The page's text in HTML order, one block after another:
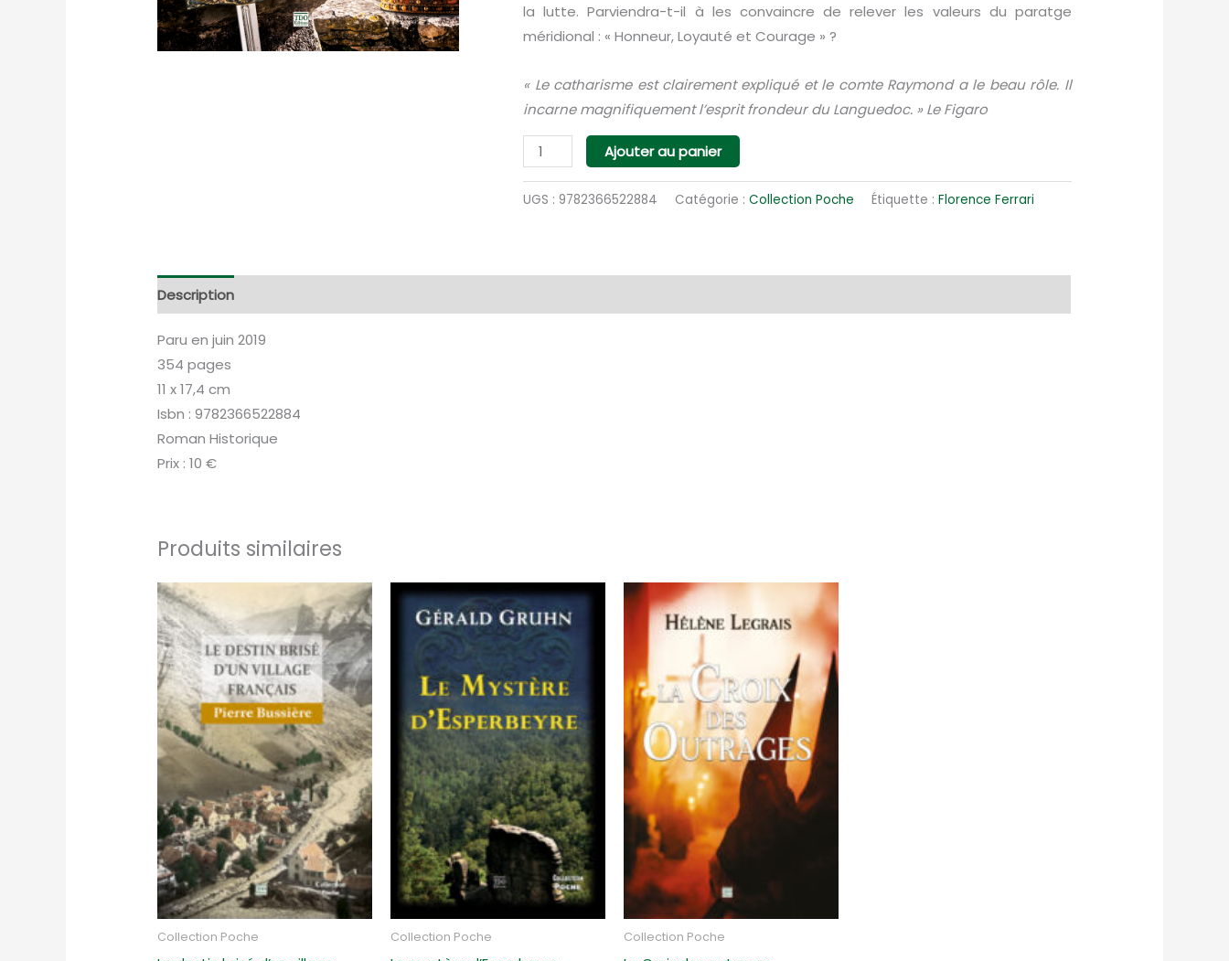
la lutte. Parviendra-t-il à les convaincre de relever les valeurs du paratge
méridional : « Honneur, Loyauté et Courage » ?
« Le catharisme est clairement expliqué et le comte Raymond a le beau rôle. Il
incarne magnifiquement l’esprit frondeur du Languedoc. » Le Figaro
quantité
de
Le
Ajouter au panier
UGS :9782366522884 Catégorie :Collection Poche Étiquette :Florence Ferrari
Description
Paru en juin 2019
354 pages
11 x 17,4 cm
Isbn : 9782366522884
Roman Historique
Prix : 10 €
Produits similaires
Collection Poche Collection Poche Collection Poche